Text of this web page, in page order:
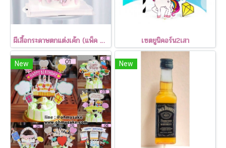
ผีเสื้อกระดาษตกแต่งเค้ก (แพ็ค 4 ชิ้น) เซตยูนิคอร์น2เสา
New New